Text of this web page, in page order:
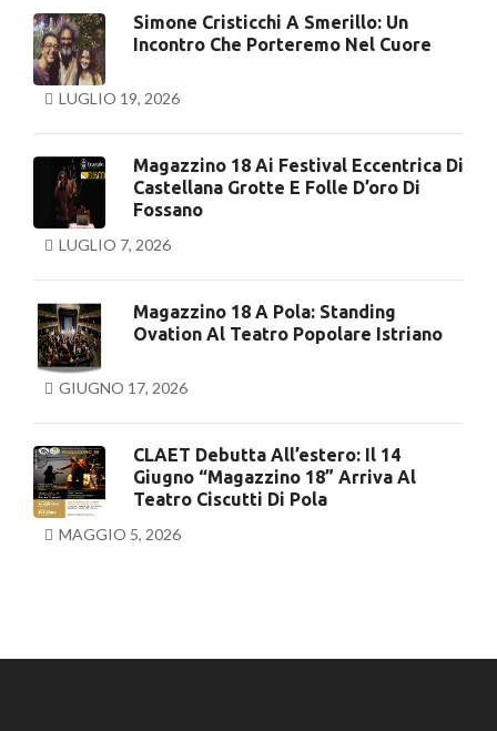
Simone Cristicchi A Smerillo: Un
Incontro Che Porteremo Nel Cuore
LUGLIO 19, 2026
Magazzino 18 Ai Festival Eccentrica Di
Castellana Grotte E Folle D’oro Di
Fossano
LUGLIO 7, 2026
Magazzino 18 A Pola: Standing
Ovation Al Teatro Popolare Istriano
GIUGNO 17, 2026
CLAET Debutta All’estero: Il 14
Giugno “Magazzino 18” Arriva Al
Teatro Ciscutti Di Pola
MAGGIO 5, 2026